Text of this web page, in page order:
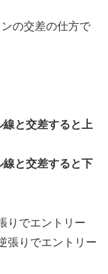
の交差の仕方で
線と交差すると上
線と交差すると下
りでエントリー
張りでエントリー